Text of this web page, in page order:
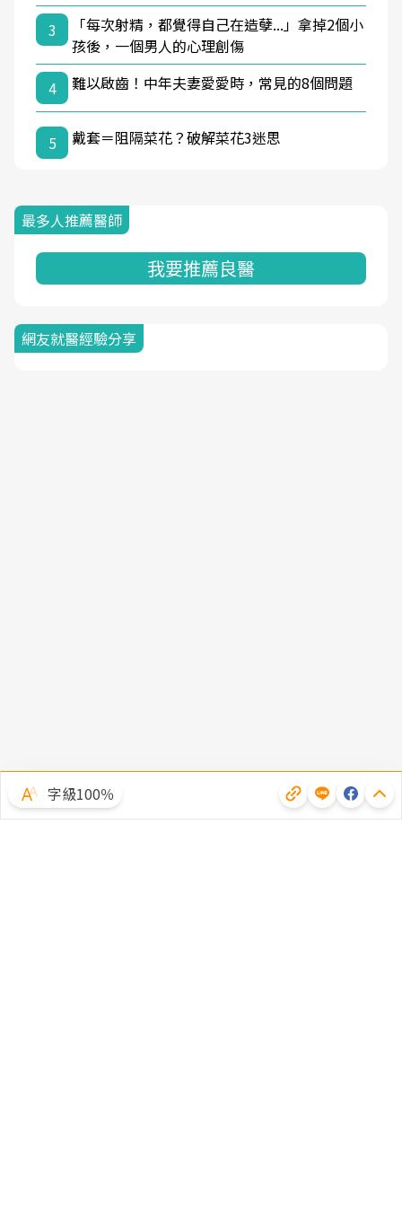
3
「每次射精，都覺得自己在造孽...」拿掉2個小
孩後，一個男人的心理創傷
4
難以啟齒！中年夫妻愛愛時，常見的8個問題
5 戴套＝阻隔菜花？破解菜花3迷思
最多人推薦醫師
我要推薦良醫
網友就醫經驗分享
字級100％